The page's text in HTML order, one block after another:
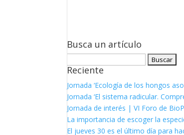
Busca un artículo
Reciente
Jornada ‘Ecología de los hongos
Jornada ‘El sistema radicular.
Jornada de interés | VI Foro de
La importancia de escoger la
El jueves 30 es el último día para